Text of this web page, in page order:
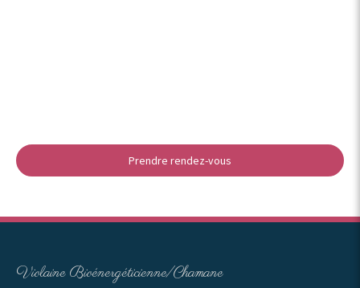
Prendre rendez-vous
Violaine Bioénergéticienne/Chamane